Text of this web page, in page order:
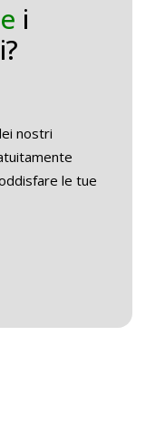
i
nostri
le tue